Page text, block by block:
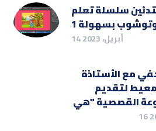
سلسلة تعلم
بسهولة 1
14 أبريل، 2023
مع الأستاذة
لتقديم